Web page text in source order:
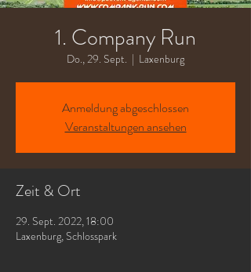
1. Company Run
Do., 29. Sept.
  |
Laxenburg
Anmeldung abgeschlossen
Veranstaltungen ansehen
Zeit & Ort
29. Sept. 2022, 18:00
Laxenburg, Schlosspark